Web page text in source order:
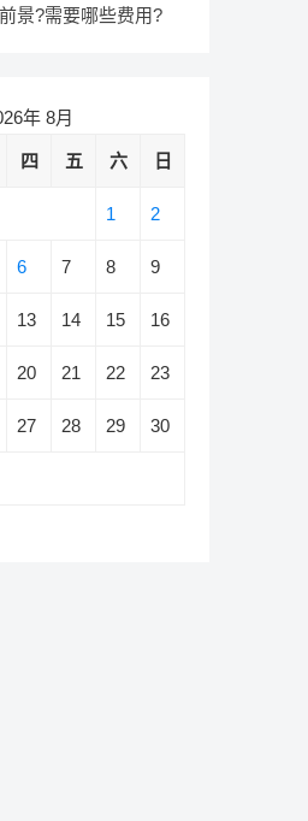
景?需要哪些费用?
年 8月
四 五 六 日
1 2
6 7 8 9
13 14 15 16
20 21 22 23
27 28 29 30